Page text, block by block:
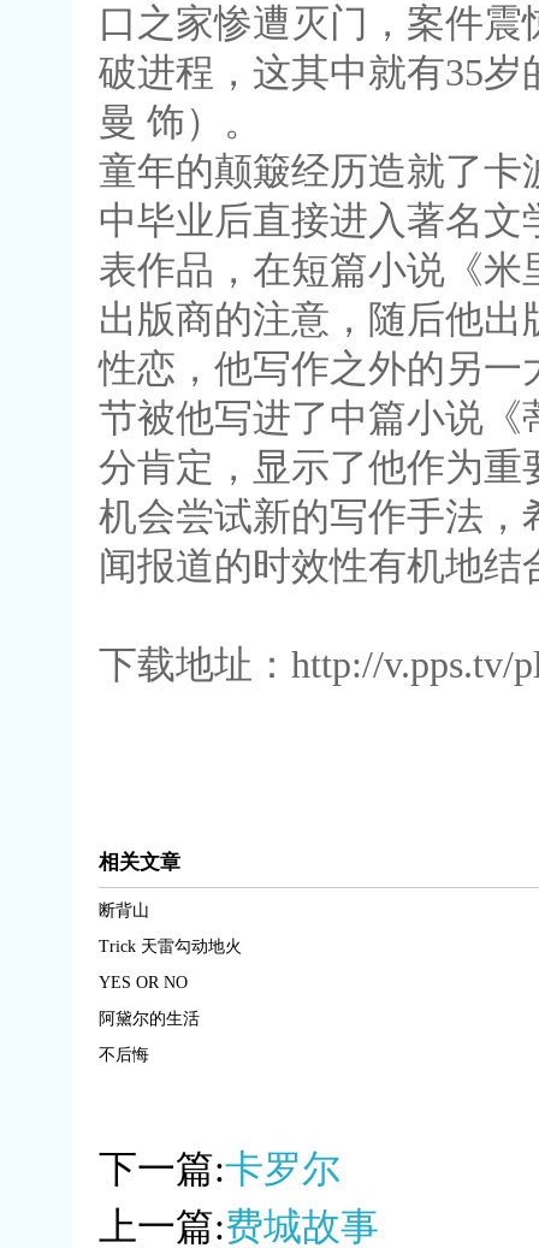
口之家惨遭灭门，案件
破进程，这其中就有35岁
曼 饰）。
童年的颠簸经历造就了
中毕业后直接进入著名
表作品，在短篇小说《米
出版商的注意，随后他
性恋，他写作之外的另
节被他写进了中篇小说
分肯定，显示了他作为
机会尝试新的写作手法
闻报道的时效性有机地结
下载地址：http://v.pps.tv/
相关文章
断背山
Trick 天雷勾动地火
YES OR NO
阿黛尔的生活
不后悔
下一篇:卡罗尔
上一篇:费城故事